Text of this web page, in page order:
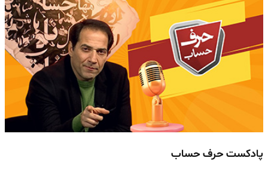
پادکست حرف حساب